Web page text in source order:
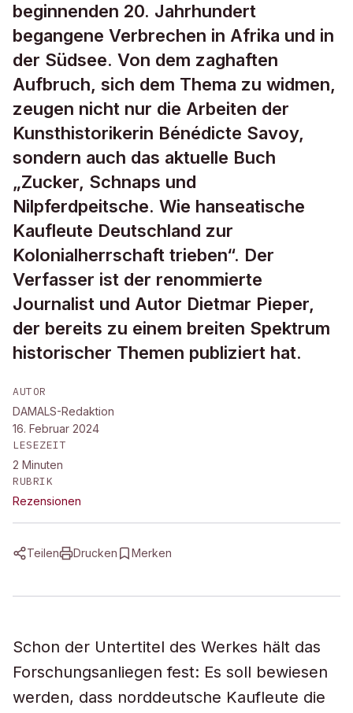
beginnenden 20. Jahrhundert
begangene Verbrechen in Afrika und in
der Südsee. Von dem zaghaften
Aufbruch, sich dem Thema zu widmen,
zeugen nicht nur die Arbeiten der
Kunsthistorikerin Bénédicte Savoy,
sondern auch das aktuelle Buch
„Zucker, Schnaps und
Nilpferdpeitsche. Wie hanseatische
Kaufleute Deutschland zur
Kolonialherrschaft trieben“. Der
Verfasser ist der renommierte
Journalist und Autor Dietmar Pieper,
der bereits zu einem breiten Spektrum
historischer Themen publiziert hat.
AUTOR
DAMALS-Redaktion
16. Februar 2024
LESEZEIT
2 Minuten
RUBRIK
Rezensionen
Teilen Drucken Merken
Schon der Untertitel des Werkes hält das
Forschungsanliegen fest: Es soll bewiesen
werden, dass norddeutsche Kaufleute die